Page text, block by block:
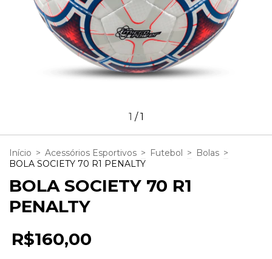
1 /1
Início > Acessórios Esportivos > Futebol > Bolas >
BOLA SOCIETY 70 R1 PENALTY
BOLA SOCIETY 70 R1
PENALTY
R$160,00